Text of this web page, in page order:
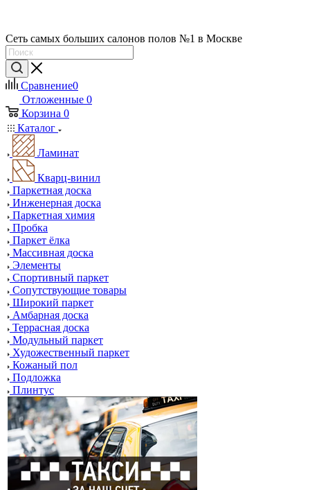
Сеть самых больших салонов полов №1 в Москве
Сравнение0
Отложенные 0
Корзина 0
Каталог
Ламинат
Кварц-винил
Паркетная доска
Инженерная доска
Паркетная химия
Пробка
Паркет ёлка
Массивная доска
Элементы
Спортивный паркет
Сопутствующие товары
Широкий паркет
Амбарная доска
Террасная доска
Модульный паркет
Художественный паркет
Кожаный пол
Подложка
Плинтус